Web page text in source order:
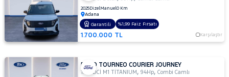
HYUNDAI
ISUZU
Iveco
Jaecoo
2025DizelManuel0 Km
Adana
1.700.000 TL Karşılaştır
Garantili %1,99 Faiz Fırsatı
FORD TOURNEO COURIER JOURNEY
1.5 TDCİ M1 TİTANIUM ,94Hp,Combi Camlı